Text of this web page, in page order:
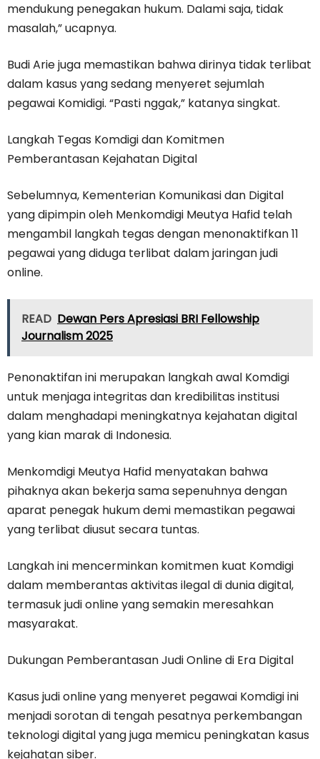
mendukung penegakan hukum. Dalami saja, tidak
masalah,” ucapnya.
Budi Arie juga memastikan bahwa dirinya tidak terlibat
dalam kasus yang sedang menyeret sejumlah
pegawai Komidigi. “Pasti nggak,” katanya singkat.
Langkah Tegas Komdigi dan Komitmen
Pemberantasan Kejahatan Digital
Sebelumnya, Kementerian Komunikasi dan Digital
yang dipimpin oleh Menkomdigi Meutya Hafid telah
mengambil langkah tegas dengan menonaktifkan 11
pegawai yang diduga terlibat dalam jaringan judi
online.
READ Dewan Pers Apresiasi BRI Fellowship
Journalism 2025
Penonaktifan ini merupakan langkah awal Komdigi
untuk menjaga integritas dan kredibilitas institusi
dalam menghadapi meningkatnya kejahatan digital
yang kian marak di Indonesia.
Menkomdigi Meutya Hafid menyatakan bahwa
pihaknya akan bekerja sama sepenuhnya dengan
aparat penegak hukum demi memastikan pegawai
yang terlibat diusut secara tuntas.
Langkah ini mencerminkan komitmen kuat Komdigi
dalam memberantas aktivitas ilegal di dunia digital,
termasuk judi online yang semakin meresahkan
masyarakat.
Dukungan Pemberantasan Judi Online di Era Digital
Kasus judi online yang menyeret pegawai Komdigi ini
menjadi sorotan di tengah pesatnya perkembangan
teknologi digital yang juga memicu peningkatan kasus
kejahatan siber.